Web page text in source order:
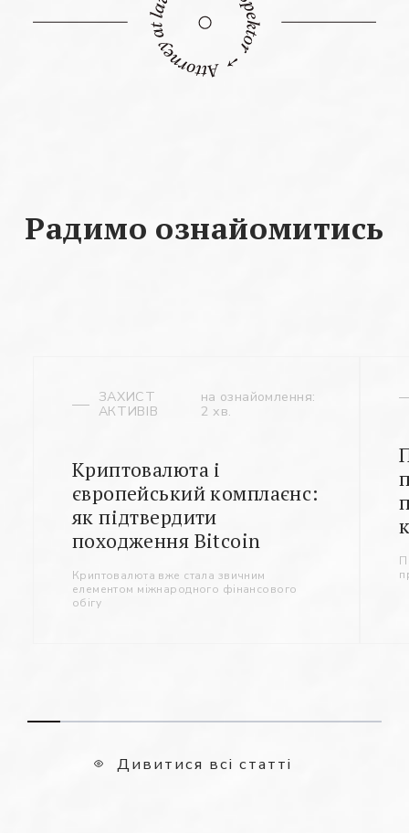
Радимо ознайомитись
ЗАХИСТ
АКТИВІВ
на ознайомлення:
2 хв.
Криптовалюта і
європейський комплаєнс:
як підтвердити
походження Bitcoin
Криптовалюта вже стала звичним
елементом міжнародного фінансового
обігу
Дивитися всі статті